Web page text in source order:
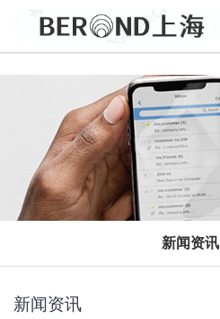
新闻资讯
新闻资讯